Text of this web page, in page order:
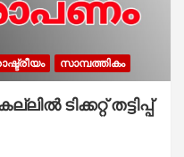
സാമ്പത്തികം
ടിക്കറ്റ് തട്ടിപ്പ്